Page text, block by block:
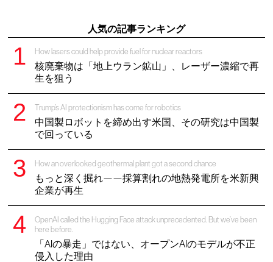
人気の記事ランキング
How lasers could help provide fuel for nuclear reactors
核廃棄物は「地上ウラン鉱山」、レーザー濃縮で再
生を狙う
Trump’s AI protectionism has come for robotics
中国製ロボットを締め出す米国、その研究は中国製
で回っている
How an overlooked geothermal plant got a second chance
もっと深く掘れ——採算割れの地熱発電所を米新興
企業が再生
OpenAI called the Hugging Face attack unprecedented. But we’ve been
here before.
「AIの暴走」ではない、オープンAIのモデルが不正
侵入した理由